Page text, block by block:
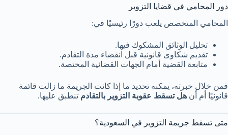
دور المحامي في قضايا التزوير
المحامي المتخصص يلعب دورًا رئيسيًا في:
تحليل الوثائق المشكوك فيها.
تقديم شكاوى قانونية قبل انقضاء مدة التقادم.
متابعة القضية أمام الجهات القضائية المختصة.
فمن خلال خبرته، يمكنه تحديد ما إذا كانت الجريمة ما زالت قائمة
قانونيًا أم أن هل تسقط عقوبة التزوير بالتقادم تنطبق عليها.
متى تسقط جريمة التزوير في السعودية؟